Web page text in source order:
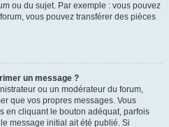
ou du sujet. Par exemple : vous pouvez
vous pouvez transférer des pièces
un message ?
ou un modérateur du forum,
que vos propres messages. Vous
en cliquant le bouton adéquat, parfois
message initial ait été publié. Si